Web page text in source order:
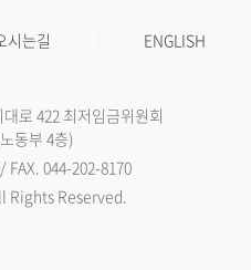
시는길 ENGLISH
로 422 최저임금위원회
동부 4층)
FAX. 044-202-8170
Rights Reserved.